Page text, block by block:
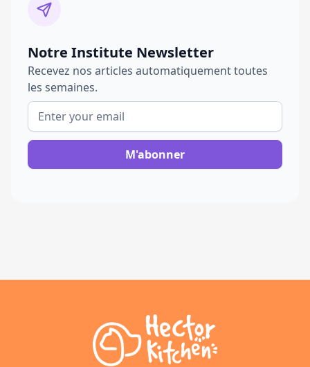
Notre Institute Newsletter
Recevez nos articles automatiquement toutes
les semaines.